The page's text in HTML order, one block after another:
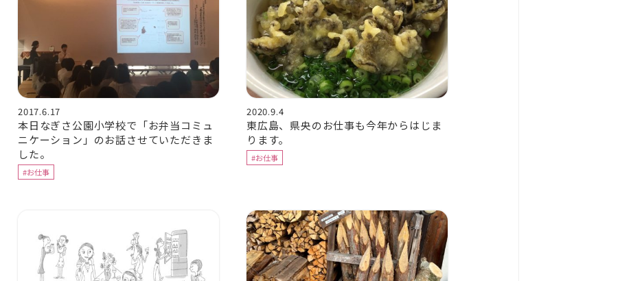
2017.6.17
本日なぎさ公園小学校で「お弁当コミュ
ニケーション」のお話させていただきま
した。
#お仕事
2020.9.4
東広島、県央のお仕事も今年からはじま
ります。
#お仕事